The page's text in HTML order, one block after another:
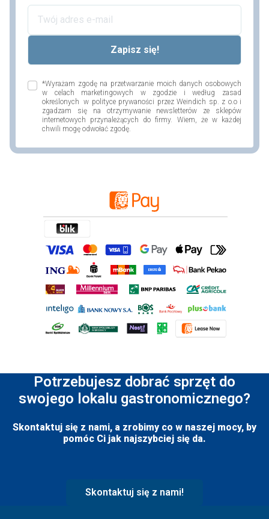
*Wyrażam zgodę na przetwarzanie moich danych osobowych
w celach marketingowych w zgodzie i według zasad
określonych w polityce prywaności przez Weindich sp. z o.o i
zgadzam się na otrzymywanie newsletterów ze sklepów
internetowych przynależących do firmy. Wiem, że w każdej
chwili mogę odwołać zgodę.
Potrzebujesz dobrać sprzęt do
swojego lokalu gastronomicznego?
Skontaktuj się z nami, a zrobimy co w naszej mocy, by
pomóc Ci jak najszybciej się da.
Skontaktuj się z nami!